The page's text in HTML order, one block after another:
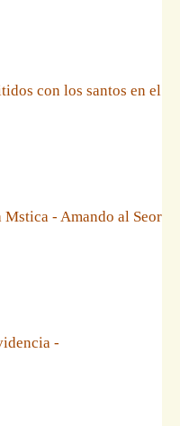
con los santos en el
Mstica - Amando al Seor
-